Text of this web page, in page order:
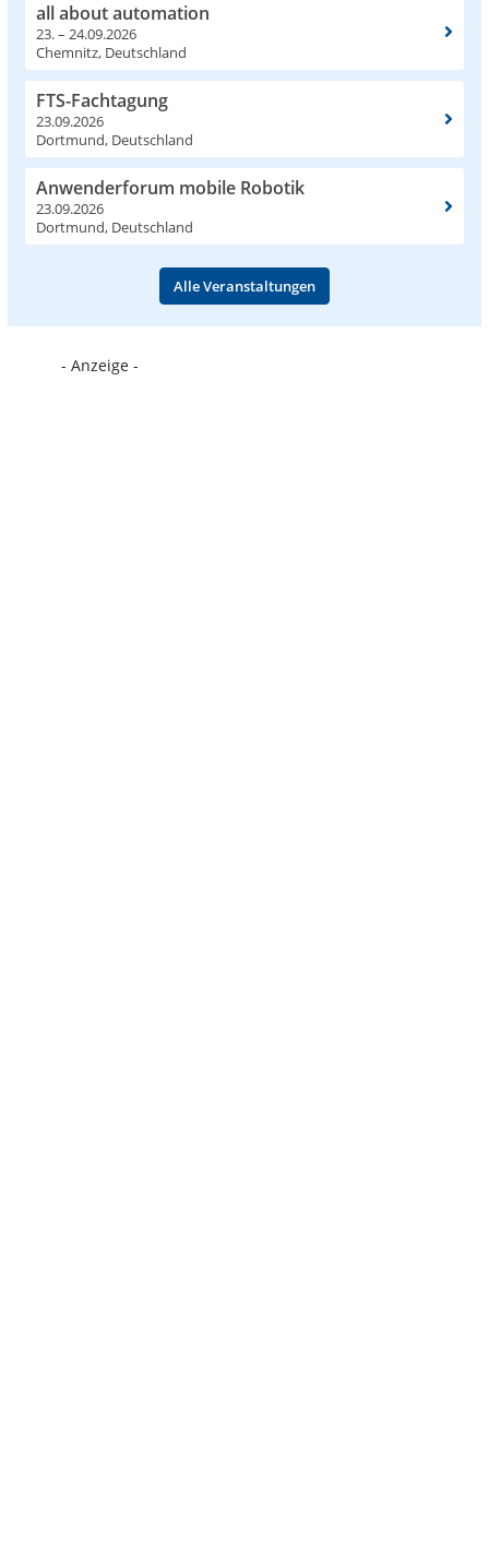
all about automation
23. – 24.09.2026
Chemnitz, Deutschland
FTS-Fachtagung
23.09.2026
Dortmund, Deutschland
Anwenderforum mobile Robotik
23.09.2026
Dortmund, Deutschland
Alle Veranstaltungen
- Anzeige -